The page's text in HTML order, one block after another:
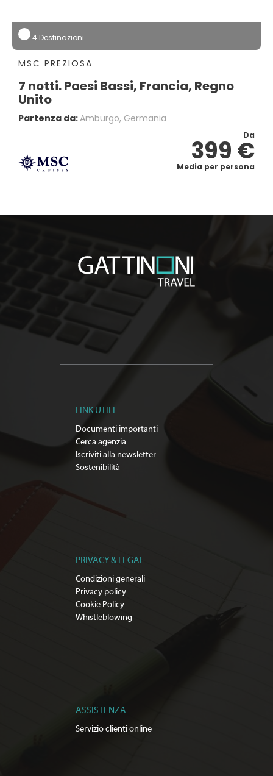
4 Destinazioni
MSC PREZIOSA
7 notti. Paesi Bassi, Francia, Regno
Unito
Partenza da:Amburgo, Germania
Da
399 €
Media per persona
LINK UTILI
Documenti importanti
Cerca agenzia
Iscriviti alla newsletter
Sostenibilità
PRIVACY & LEGAL
Condizioni generali
Privacy policy
Cookie Policy
Whistleblowing
ASSISTENZA
Servizio clienti online